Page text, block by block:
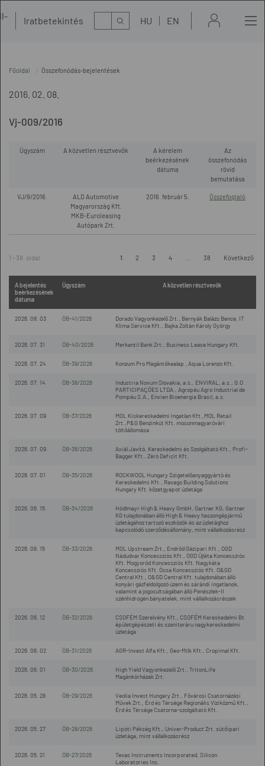
Iratbetekintés Kereső HU EN
Főoldal Összefonódás-bejelentések
2016. 02. 08.
Vj-009/2016
Ügyszám A közvetlen résztvevők
A kérelem
beérkezésének
dátuma
Az
összefonódás
rövid
bemutatása
VJ/9/2016.
ALD Automotive
Magyarország Kft.
MKB-Euroleasing
Autópark Zrt.
2016. február 5. Összefoglaló
1 - 38. oldal 1 2 3 4 38 Következő
A bejelentés
beérkezésének
dátuma
Ügyszám A közvetlen résztvevők
2026. 08. 03 ÖB-41/2026
Dorado Vagyonkezelő Zrt., Bernyák Balázs Bence, IT
Klima Service Kft., Bajka Zoltán Károly György
2026. 07. 31 ÖB-40/2026 Merkantil Bank Zrt., Business Lease Hungary Kft.
2026. 07. 24 ÖB-39/2026 Konzum Pro Magántőkealap , Aqua Lorenzo Kft.
2026. 07. 14 ÖB-38/2026
Industria Novum Slovakia, a.s., ENVIRAL, a.s., G.O
PARTICIPAÇÕES LTDA., Agropéu Agro Industrial de
Pompéu S.A., Envien Bioenergia Brasil, a.s.
2026. 07. 09 ÖB-37/2026
MOL Kiskereskedelmi Ingatlan Kft.,MOL Retail
Zrt.,P&G Benzinkút Kft. mosonmagyaróvári
töltőállomása
2026. 07. 09 ÖB-36/2026
Axiál Javító, Kereskedelmi és Szolgáltató Kft., Profi-
Bagger Kft., Zéró Deficit Kft.
2026. 07. 01 ÖB-35/2026
ROCKWOOL Hungary Szigetelőanyaggyártó és
Kereskedelmi Kft., Ravago Building Solutions
Hungary Kft. kőzetgyapot üzletága
2026. 06. 15 ÖB-34/2026
Hödlmayr High & Heavy GmbH, Gartner KG, Gartner
KG tulajdonában álló High & Heavy haszongépjármű
üzletágához tartozó eszközök és az üzletághoz
kapcsolódó szerződésállomány, mint vállalkozásrész
2026. 06. 15 ÖB-33/2026
MOL Upstream Zrt., Endrőd Gázipari Kft., OGD
Nádudvar Koncessziós Kft., OGD Újléta Koncessziós
Kft. Mogyoród Koncessziós Kft. Nagykáta
Koncessziós Kft. Ócsa Koncessziós Kft. O&GD
Central Kft., O&GD Central Kft. tulajdonában álló
konyári gázfeldolgozó üzem és sárándi ingatlanok,
valamint a jogosultságában álló Penészlek-II
szénhidrogén bányatelek, mint vállalkozásrészek
2026. 06. 12 ÖB-32/2026
CSOFÉM Szerelvény Kft., CSOFÉM Kereskedelmi Bt.
épületgépészeti és szaniteráru nagykereskedelmi
üzletága
2026. 06. 02 ÖB-31/2026 AGR-Invest Alfa Kft., Geo-Milk Kft., Cropimal Kft.
2026. 06. 01 ÖB-30/2026
High Yield Vagyonkezelő Zrt., TritonLife
Magánkórházak Zrt.
2026. 05. 28 ÖB-29/2026
Veolia Invest Hungary Zrt., Fővárosi Csatornázási
Művek Zrt., Érd és Térsége Regionális Víziközmű Kft.,
Érd és Térsége Csatorna-szolgáltató Kft.
2026. 05. 27 ÖB-28/2026
Lipóti Pékség Kft., Univer-Product Zrt. sütőipari
üzletága, mint vállalkozásrész
2026. 05. 21 ÖB-27/2026
Texas Instruments Incorporated, Silicon
Laboratories Inc.